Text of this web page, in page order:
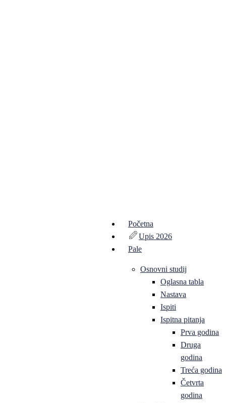
Početna
Upis 2026
Pale
Osnovni studij
Oglasna tabla
Nastava
Ispiti
Ispitna pitanja
Prva godina
Druga
godina
Treća godina
Četvrta
godina